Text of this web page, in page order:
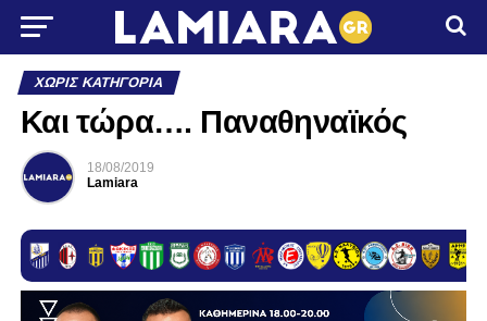
ΧΩΡΊΣ ΚΑΤΗΓΟΡΊΑ
Και τώρα…. Παναθηναϊκός
18/08/2019
Lamiara